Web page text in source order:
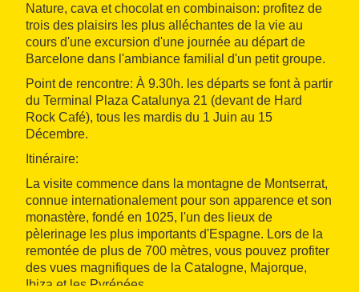
Nature, cava et chocolat en combinaison: profitez de
trois des plaisirs les plus alléchantes de la vie au
cours d'une excursion d'une journée au départ de
Barcelone dans l'ambiance familial d'un petit groupe.
Point de rencontre: À 9.30h. les départs se font à partir
du Terminal Plaza Catalunya 21 (devant de Hard
Rock Café), tous les mardis du 1 Juin au 15
Décembre.
Itinéraire:
La visite commence dans la montagne de Montserrat,
connue internationalement pour son apparence et son
monastère, fondé en 1025, l'un des lieux de
pèlerinage les plus importants d'Espagne. Lors de la
remontée de plus de 700 mètres, vous pouvez profiter
des vues magnifiques de la Catalogne, Majorque,
Ibiza et les Pyrénées.